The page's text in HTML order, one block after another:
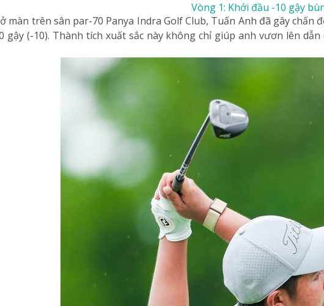
Vòng 1: Khởi đầu -10 gậy
màn trên sân par-70 Panya Indra Golf Club, Tuấn Anh đã gây
gậy (-10). Thành tích xuất sắc này không chỉ giúp anh vươn lên